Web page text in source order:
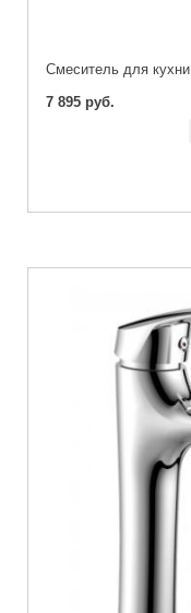
Cмеситель для
7 895 руб.